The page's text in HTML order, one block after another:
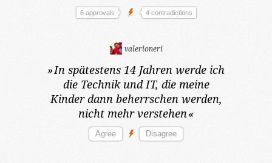
6 approvals 4 contradictions
valerioneri
»In spätestens 14 Jahren werde ich
die Technik und IT, die meine
Kinder dann beherrschen werden,
nicht mehr verstehen«